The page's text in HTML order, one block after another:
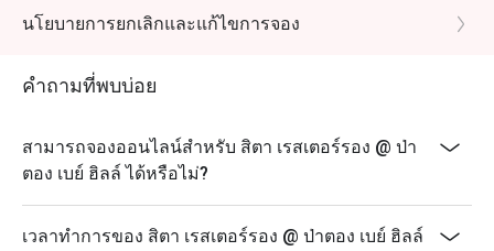
นโยบายการยกเลิกและแก้ไขการจอง
คำถามที่พบบ่อย
สามารถจองออนไลน์สำหรับ สิตา เรสเตอร์รอง @ ป่า
ตอง เบย์ ฮิลล์ ได้หรือไม่?
เวลาทำการของ สิตา เรสเตอร์รอง @ ป่าตอง เบย์ ฮิลล์